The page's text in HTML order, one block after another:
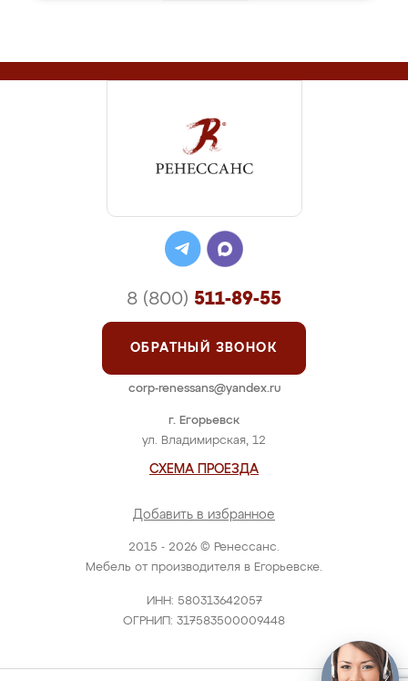
2015 - 2026 © Ренессанс.
Мебель от производителя в Егорьевске.
ИНН: 580313642057
ОГРНИП: 317583500009448
г. Егорьевск
ул. Владимирская, 12
СХЕМА ПРОЕЗДА
Добавить в избранное
8 (800) 511-89-55
ОБРАТНЫЙ ЗВОНОК
corp-renessans@yandex.ru